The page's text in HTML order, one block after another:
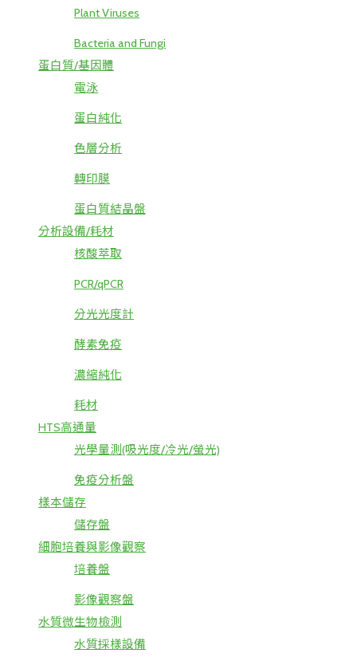
Plant Viruses
Bacteria and Fungi
蛋白質/基因體
電泳
蛋白純化
色層分析
轉印膜
蛋白質結晶盤
分析設備/耗材
核酸萃取
PCR/qPCR
分光光度計
酵素免疫
濃縮純化
耗材
HTS高通量
光學量測(吸光度/冷光/螢光)
免疫分析盤
樣本儲存
儲存盤
細胞培養與影像觀察
培養盤
影像觀察盤
水質微生物檢測
水質採樣設備